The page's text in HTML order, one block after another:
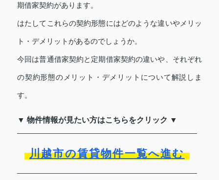
期借家契約があります。
はたしてこれらの契約形態にはどのような違いやメリッ
ト・デメリットがあるのでしょうか。
今回は普通借家契約と定期借家契約の違いや、それぞれ
の契約形態のメリット・デメリットについて解説しま
す。
▼ 物件情報が見たい方はこちらをクリック ▼
川越市の賃貸物件一覧へ進む